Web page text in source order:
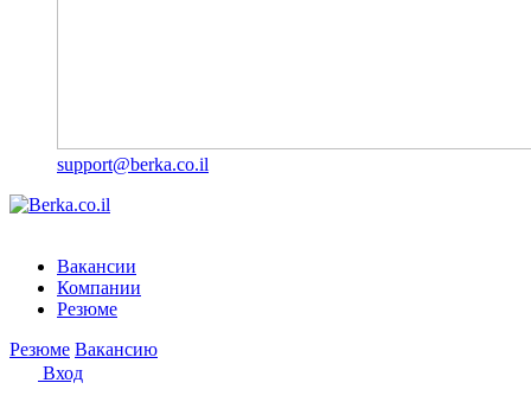
support@berka.co.il
Вакансии
Компании
Резюме
Резюме Вакансию
Вход